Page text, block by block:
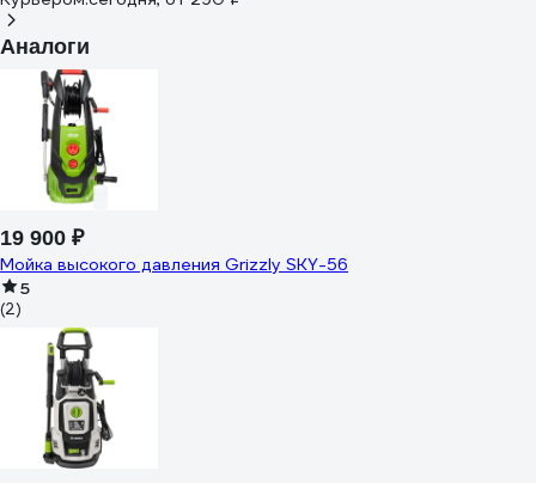
Аналоги
19 900 ₽
Мойка высокого давления Grizzly SKY-56
5
(2)